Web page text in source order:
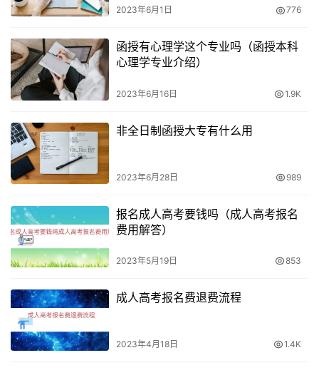
成人高考报名需要年满17岁，而自考报名需要年满18岁。
3. 学历要求
自考报名需要具备高中文凭或同等学历证明，而成人高考报
考高中起点升本科或高中起点升专科的考生应具有高中文化
程度。
5. 其他要求
成人高考和自考在其他要求方面也有一些不同。成人高考要
求考生身体健康，生活能自理，不影响所报专业学习，而自
2023年6月1日 776
函授有心理学这个专业吗（函授本科
心理学专业介绍）
2023年6月16日 1.9K
非全日制函授大专有什么用
2023年6月28日 989
报名成人高考要钱吗（成人高考报名
费用解答）
2023年5月19日 853
成人高考报名费退费流程
2023年4月18日 1.4K